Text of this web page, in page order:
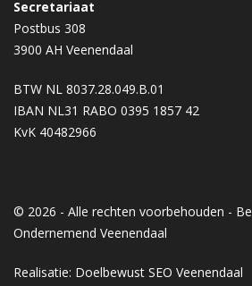
Secretariaat
Postbus 308
3900 AH Veenendaal
BTW NL 8037.28.049.B.01
IBAN NL31 RABO 0395 1857 42
KvK 40482966
© 2026 - Alle rechten voorbehouden -
Ondernemend Veenendaal
Realisatie: Doelbewust SEO Veenendaal